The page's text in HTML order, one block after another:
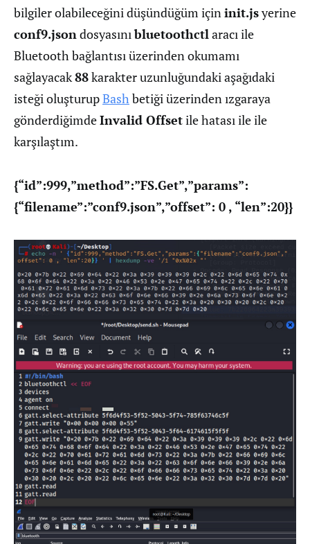
bilgiler olabileceğini düşündüğüm için init.jsyerine
conf9.json dosyasınıbluetoothctl aracı ile
Bluetooth bağlantısı üzerinden okumamı
sağlayacak88karakter uzunluğundaki aşağıdaki
isteği oluşturupBash betiği üzerinden ızgaraya
gönderdiğimdeInvalid Offsetile hatası ile ile
karşılaştım.
{“id”:999,”method”:”FS.Get”,”params”:
{“filename”:”conf9.json”,”offset”: 0 , “len”:20}}